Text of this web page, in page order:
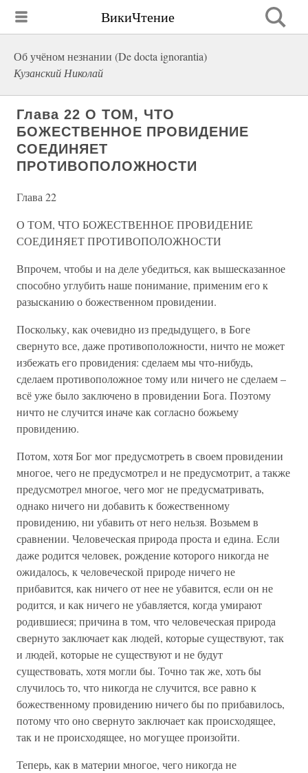
ВикиЧтение
Об учёном незнании (De docta ignorantia)
Кузанский Николай
Глава 22 О ТОМ, ЧТО
БОЖЕСТВЕННОЕ ПРОВИДЕНИЕ
СОЕДИНЯЕТ
ПРОТИВОПОЛОЖНОСТИ
Глава 22
О ТОМ, ЧТО БОЖЕСТВЕННОЕ ПРОВИДЕНИЕ
СОЕДИНЯЕТ ПРОТИВОПОЛОЖНОСТИ
Впрочем, чтобы и на деле убедиться, как вышесказанное
способно углубить наше понимание, применим его к
разысканию о божественном провидении.
Поскольку, как очевидно из предыдущего, в Боге
свернуто все, даже противоположности, ничто не может
избежать его провидения: сделаем мы что-нибудь,
сделаем противоположное тому или ничего не сделаем –
всё уже было заключено в провидении Бога. Поэтому
ничто не случится иначе как согласно божьему
провидению.
Потом, хотя Бог мог предусмотреть в своем провидении
многое, чего не предусмотрел и не предусмотрит, а также
предусмотрел многое, чего мог не предусматривать,
однако ничего ни добавить к божественному
провидению, ни убавить от него нельзя. Возьмем в
сравнении. Человеческая природа проста и едина. Если
даже родится человек, рождение которого никогда не
ожидалось, к человеческой природе ничего не
прибавится, как ничего от нее не убавится, если он не
родится, и как ничего не убавляется, когда умирают
родившиеся; причина в том, что человеческая природа
свернуто заключает как людей, которые существуют, так
и людей, которые не существуют и не будут
существовать, хотя могли бы. Точно так же, хоть бы
случилось то, что никогда не случится, все равно к
божественному провидению ничего бы по прибавилось,
потому что оно свернуто заключает как происходящее,
так и не происходящее, но могущее произойти.
Теперь, как в материи многое, чего никогда не